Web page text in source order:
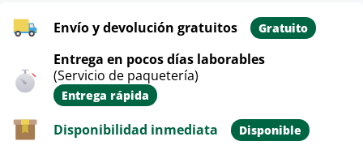
Envío y devolución gratuitos Gratuito
Entrega en pocos días laborables
(Servicio de paquetería)
Entrega rápida
Disponibilidad inmediata Disponible